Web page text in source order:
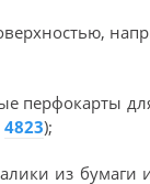
перфокарты
4823);
из бумаги